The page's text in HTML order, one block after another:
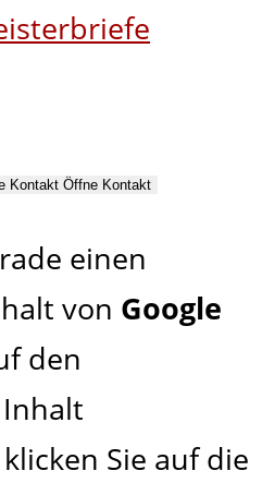
Kontakt Öffne Kontakt
einen
von Google
den
Sie auf die